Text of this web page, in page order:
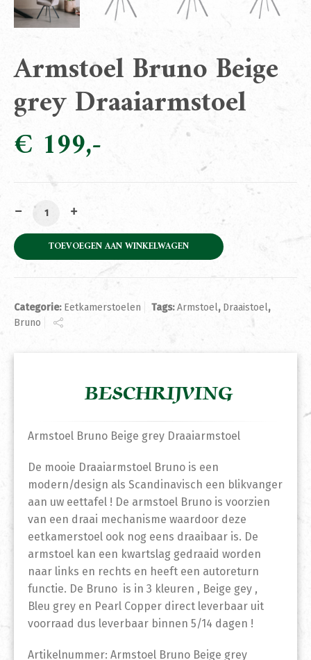
Armstoel Bruno Beige
grey Draaiarmstoel
€ 199
Armstoel Bruno Beige grey Draaiarmstoel aantal
TOEVOEGEN AAN WINKELWAGEN
Categorie: Eetkamerstoelen Tags:Armstoel, Draaistoel,
Bruno
BESCHRIJVING
Armstoel Bruno Beige grey Draaiarmstoel
De mooie Draaiarmstoel Bruno is een
modern/design als Scandinavisch een blikvanger
aan uw eettafel ! De armstoel Bruno is voorzien
van een draai mechanisme waardoor deze
eetkamerstoel ook nog eens draaibaar is. De
armstoel kan een kwartslag gedraaid worden
naar links en rechts en heeft een autoreturn
functie. De Bruno is in 3 kleuren , Beige gey ,
Bleu grey en Pearl Copper direct leverbaar uit
voorraad dus leverbaar binnen 5/14 dagen !
Artikelnummer: Armstoel Bruno Beige grey